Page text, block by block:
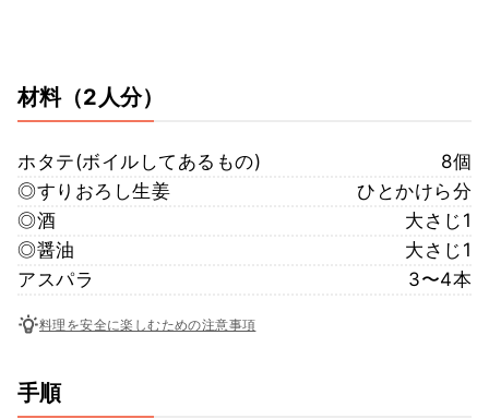
材料（2人分）
ホタテ(ボイルしてあるもの)
8個
◎すりおろし生姜
ひとかけら分
◎酒
大さじ1
◎醤油
大さじ1
アスパラ
3〜4本
料理を安全に楽しむための注意事項
手順